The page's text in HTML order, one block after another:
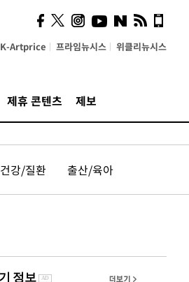
K-Artprice 프라임뉴시스 위클리뉴시스
제휴 콘텐츠 제보
건강/질환 출산/육아
시, 스마트폰 액세서리에
NFC 더했다